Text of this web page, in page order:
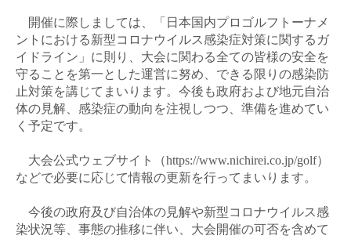
開催に際しましては、「日本国内プロゴルフトーナメ
ントにおける新型コロナウイルス感染症対策に関するガ
イドライン」に則り、大会に関わる全ての皆様の安全を
守ることを第一とした運営に努め、できる限りの感染防
止対策を講じてまいります。今後も政府および地元自治
体の見解、感染症の動向を注視しつつ、準備を進めてい
く予定です。
大会公式ウェブサイト（https://www.nichirei.co.jp/golf）
などで必要に応じて情報の更新を行ってまいります。
今後の政府及び自治体の見解や新型コロナウイルス感
染状況等、事態の推移に伴い、大会開催の可否を含めて